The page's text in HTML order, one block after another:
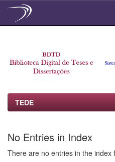
TEDE
No Entries in Index
There are no entries in the index